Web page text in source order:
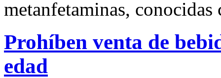
metanfetaminas,
Prohíben venta de
edad